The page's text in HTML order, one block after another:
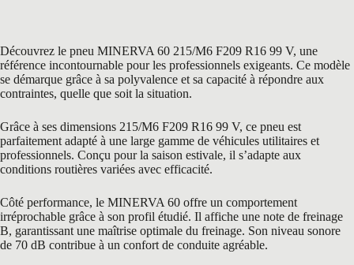
Découvrez le pneu MINERVA 60 215/M6 F209 R16 99 V, une
référence incontournable pour les professionnels exigeants. Ce modèle
se démarque grâce à sa polyvalence et sa capacité à répondre aux
contraintes, quelle que soit la situation.
Grâce à ses dimensions 215/M6 F209 R16 99 V, ce pneu est
parfaitement adapté à une large gamme de véhicules utilitaires et
professionnels. Conçu pour la saison estivale, il s’adapte aux
conditions routières variées avec efficacité.
Côté performance, le MINERVA 60 offre un comportement
irréprochable grâce à son profil étudié. Il affiche une note de freinage
B, garantissant une maîtrise optimale du freinage. Son niveau sonore
de 70 dB contribue à un confort de conduite agréable.